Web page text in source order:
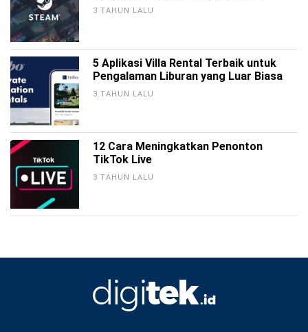
3 TAHUN LALU
5 Aplikasi Villa Rental Terbaik untuk
Pengalaman Liburan yang Luar Biasa
3 TAHUN LALU
12 Cara Meningkatkan Penonton
TikTok Live
3 TAHUN LALU